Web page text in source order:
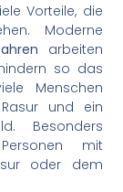
Vorteile, die
Moderne
arbeiten
so das
Menschen
und ein
Besonders
mit
oder dem